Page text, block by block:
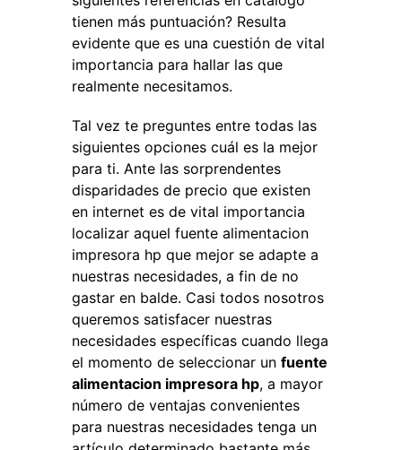
tienen más puntuación? Resulta
evidente que es una cuestión de vital
importancia para hallar las que
realmente necesitamos.
Tal vez te preguntes entre todas las
siguientes opciones cuál es la mejor
para ti. Ante las sorprendentes
disparidades de precio que existen
en internet es de vital importancia
localizar aquel fuente alimentacion
impresora hp que mejor se adapte a
nuestras necesidades, a fin de no
gastar en balde. Casi todos nosotros
queremos satisfacer nuestras
necesidades específicas cuando llega
el momento de seleccionar un fuente
alimentacion impresora hp, a mayor
número de ventajas convenientes
para nuestras necesidades tenga un